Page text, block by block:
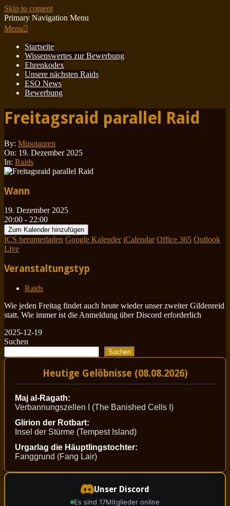
Skip to content
Primary Navigation Menu
Menu
Startseite
Wissenswertes zur Bewerbung
Ehrenkodex
Unsere nächsten Raids
ESO News
Bewerbung
Freitagsraid parallel Raid
By: Minotauren
On: 19. Dezember 2025
In: Raids
Wann
19. Dezember 2025
20:00 - 22:00
Zum Kalender hinzufügen
ICS herunterladen Google Kalender iCalendar Office 365 Outlook
Live
Veranstaltungstyp
Raids
Wie jeden Freitag findet auch heute wieder unser zweiter Gildenreid
statt. Wie immer ist die Anmeldung über Discord erforderlich
2025-12-19
Suchen
Suchen
Heutige Gelöbnisse (08.08.2026)
Maj al-Ragath:
Verbannungszellen I (The Banished Cells I)
Glirion der Rotbart:
Insel der Stürme (Tempest Island)
Urgarlag die Häuptlingstochter:
Fanggrund (Fang Lair)
Unser Discord
Es sind 17Mitglieder online